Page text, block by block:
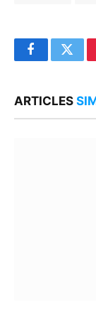
Facebook
ARTICLES